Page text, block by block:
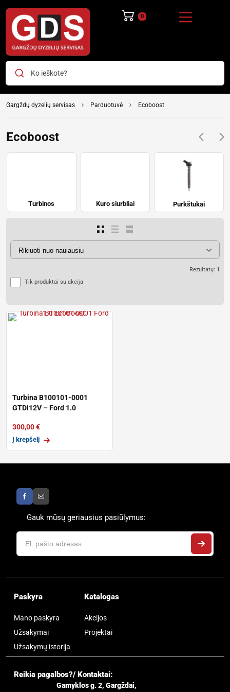
0
Ko ieškote?
Gargždų dyzelių servisas Parduotuvė Ecoboost
Ecoboost
Turbinos Kuro siurbliai Purkštukai
Tik produktai su akcija
Rezultatų: 1
Turbina B100101-0001
GTDi12V – Ford 1.0
300,00€
Į krepšelį
Gauk mūsų geriausius pasiūlymus:
Paskyra
Mano paskyra
Užsakymai
Užsakymų istorija
Katalogas
Akcijos
Projektai
Reikia pagalbos?/ Kontaktai:
Gamyklos g. 2, Gargždai,